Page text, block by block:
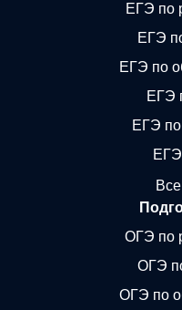
ЕГЭ по
ЕГЭ
ЕГЭ по
ЕГЭ
ЕГЭ
ОГЭ по
ОГЭ
ОГЭ по